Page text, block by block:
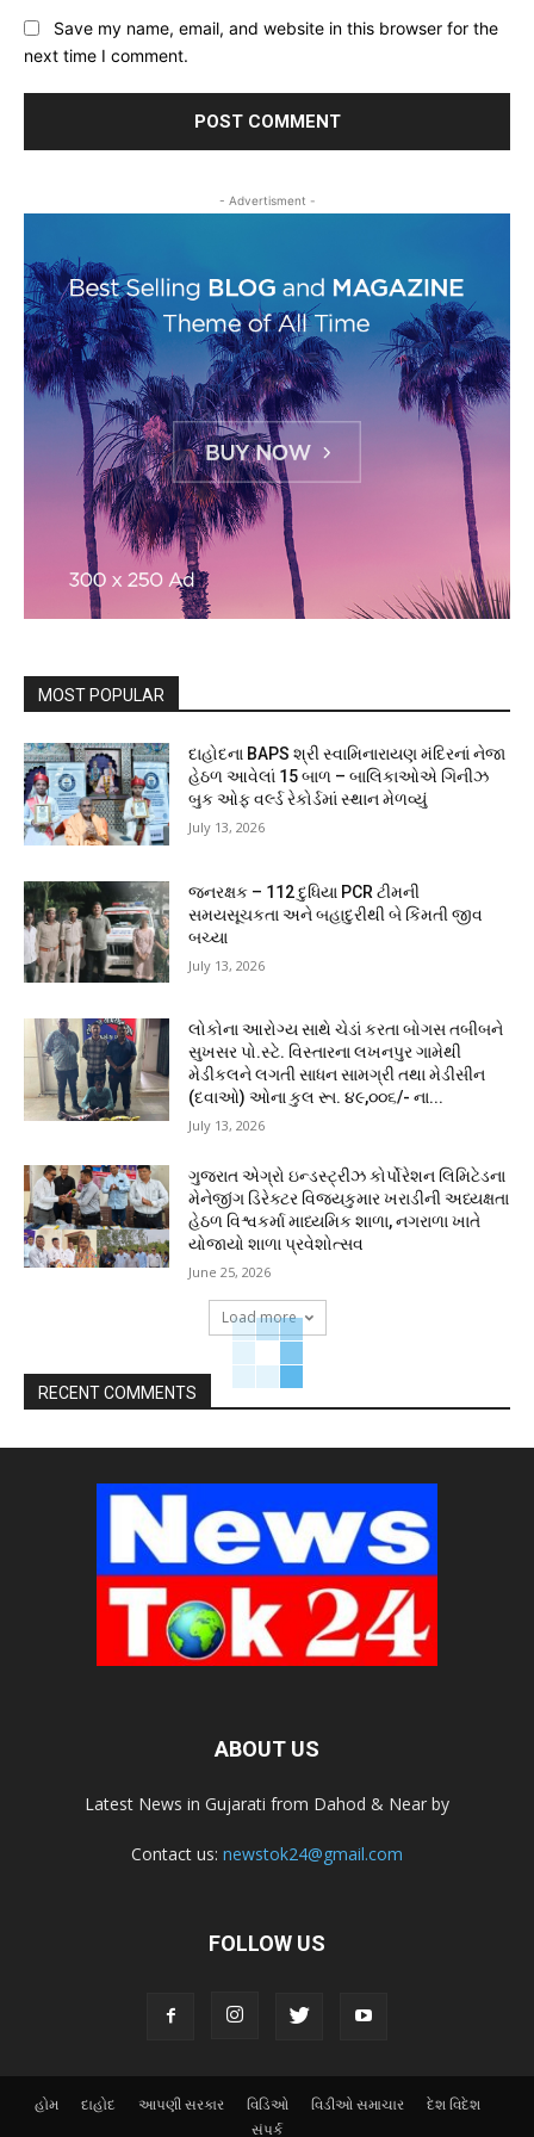
Save my name, email, and website in this browser for the
next time I comment.
- Advertisment -
MOST POPULAR
દાહોદના BAPS શ્રી સ્વામિનારાયણ મંદિરનાં નેજા
હેઠળ આવેલાં 15 બાળ – બાલિકાઓએ ગિનીઝ
બુક ઓફ વર્લ્ડ રેકોર્ડમાં સ્થાન મેળવ્યું
July 13, 2026
જનરક્ષક – 112 દુધિયા PCR ટીમની
સમયસૂચકતા અને બહાદુરીથી બે કિંમતી જીવ
બચ્યા
July 13, 2026
લોકોના આરોગ્ય સાથે ચેડાં કરતા બોગસ તબીબને
સુખસર પો.સ્ટે. વિસ્તારના લખનપુર ગામેથી
મેડીકલને લગતી સાધન સામગ્રી તથા મેડીસીન
(દવાઓ) ઓના કુલ રૂા. ૪૯,૦૦૬/- ના...
July 13, 2026
ગુજરાત એગ્રો ઇન્ડસ્ટ્રીઝ કોર્પોરેશન લિમિટેડના
મેનેજીંગ ડિરેક્ટર વિજયકુમાર ખરાડીની અધ્યક્ષતા
હેઠળ વિશ્વકર્મા માધ્યમિક શાળા, નગરાળા ખાતે
યોજાયો શાળા પ્રવેશોત્સવ
June 25, 2026
Load more
RECENT COMMENTS
ABOUT US
Latest News in Gujarati from Dahod & Near by
Contact us: newstok24@gmail.com
FOLLOW US
હોમ દાહોદ આપણી સરકાર વિડિઓ વિડીઓ સમાચાર
દેશ વિદેશ
સંપર્ક